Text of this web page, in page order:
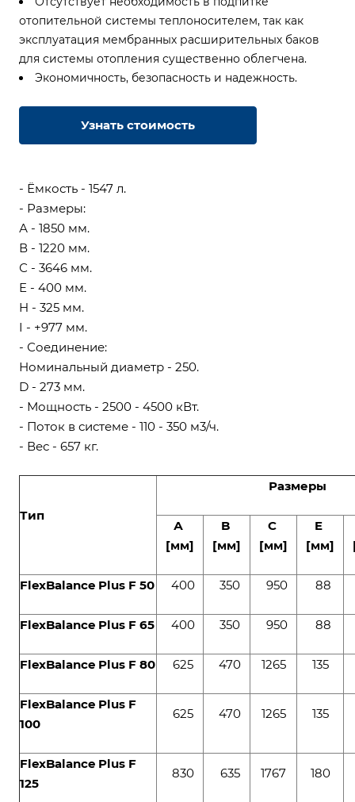
отопительной системы теплоносителем, так как
эксплуатация мембранных расширительных баков
для системы отопления существенно облегчена.
Экономичность, безопасность и надежность.
Узнать стоимость
- Ёмкость - 1547 л.
- Размеры:
А - 1850 мм.
В - 1220 мм.
С - 3646 мм.
E - 400 мм.
H - 325 мм.
I - +977 мм.
- Соединение:
Номинальный диаметр - 250.
D - 273 мм.
- Мощность - 2500 - 4500 кВт.
- Поток в системе - 110 - 350 м3/ч.
- Вес - 657 кг.
Тип
Размеры
А
[мм]
B
[мм]
C
[мм]
E
[мм]
FlexBalance Plus F 50 400 350 950 88
FlexBalance Plus F 65 400 350 950 88
FlexBalance Plus F 80 625 470 1265 135
FlexBalance Plus F
100
625 470 1265 135
FlexBalance Plus F
125
830 635 1767 180